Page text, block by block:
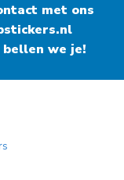
meerdere
variaties.
Deze
met ons
we je!